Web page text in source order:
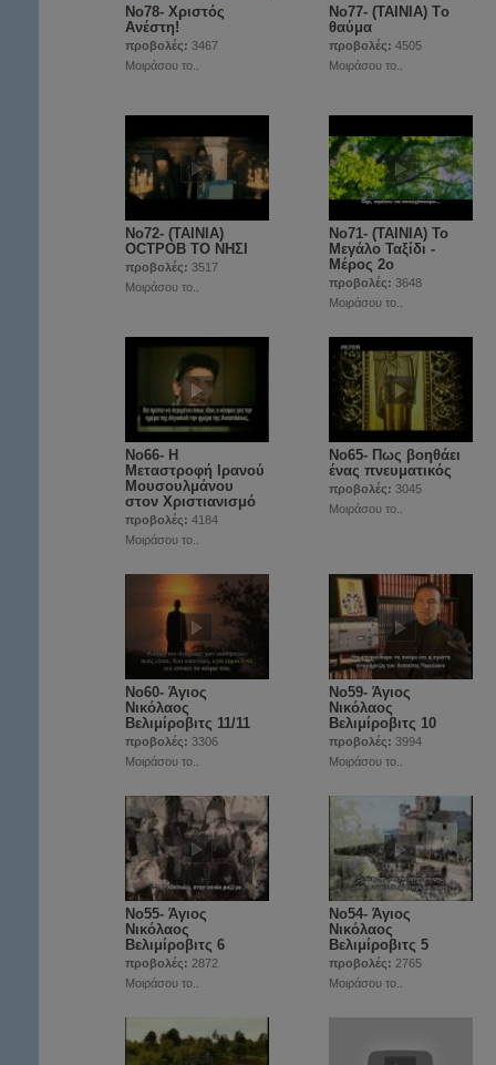
Νο78- Χριστός
Ανέστη!
προβολές: 3467
Μοιράσου το..
Νο77- (ΤΑΙΝΙΑ) Tο
θαύμα
προβολές: 4505
Μοιράσου το..
Νο72- (ΤΑΙΝΙΑ)
OCTPOB ΤΟ ΝΗΣΙ
προβολές: 3517
Μοιράσου το..
Νο71- (ΤΑΙΝΙΑ) Το
Μεγάλο Ταξίδι -
Μέρος 2ο
προβολές: 3648
Μοιράσου το..
Νο66- Η
Μεταστροφή Ιρανού
Μουσουλμάνου
στον Χριστιανισμό
προβολές: 4184
Μοιράσου το..
Νο65- Πως βοηθάει
ένας πνευματικός
προβολές: 3045
Μοιράσου το..
Νο60- Άγιος
Νικόλαος
Βελιμίροβιτς 11/11
προβολές: 3306
Μοιράσου το..
Νο59- Άγιος
Νικόλαος
Βελιμίροβιτς 10
προβολές: 3994
Μοιράσου το..
Νο55- Άγιος
Νικόλαος
Βελιμίροβιτς 6
προβολές: 2872
Μοιράσου το..
Νο54- Άγιος
Νικόλαος
Βελιμίροβιτς 5
προβολές: 2765
Μοιράσου το..